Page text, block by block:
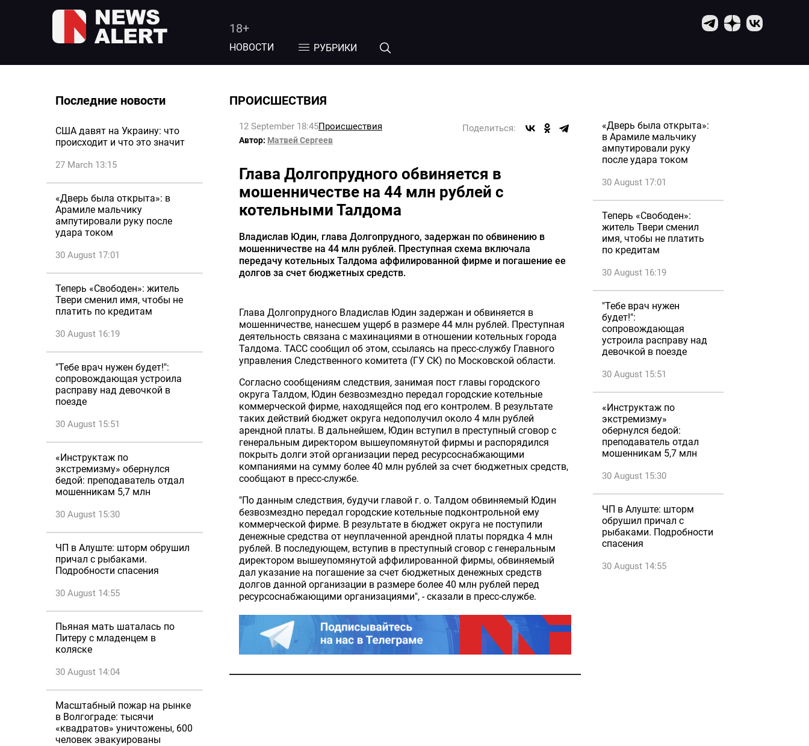
18+
НОВОСТИ РУБРИКИ
Последние новости
США давят на Украину: что
происходит и что это значит
27 March 13:15
«Дверь была открыта»: в
Арамиле мальчику
ампутировали руку после
удара током
30 August 17:01
Теперь «Свободен»: житель
Твери сменил имя, чтобы не
платить по кредитам
30 August 16:19
"Тебе врач нужен будет!":
сопровождающая устроила
расправу над девочкой в
поезде
30 August 15:51
«Инструктаж по
экстремизму» обернулся
бедой: преподаватель отдал
мошенникам 5,7 млн
30 August 15:30
ЧП в Алуште: шторм обрушил
причал с рыбаками.
Подробности спасения
30 August 14:55
Пьяная мать шаталась по
Питеру с младенцем в
коляске
30 August 14:04
Масштабный пожар на рынке
в Волгограде: тысячи
«квадратов» уничтожены, 600
человек эвакуированы
ПРОИСШЕСТВИЯ
12 September 18:45Происшествия Поделиться:
Автор: Матвей Сергеев
Глава Долгопрудного обвиняется в
мошенничестве на 44 млн рублей с
котельными Талдома
Владислав Юдин, глава Долгопрудного, задержан по обвинению в
мошенничестве на 44 млн рублей. Преступная схема включала
передачу котельных Талдома аффилированной фирме и погашение ее
долгов за счет бюджетных средств.
Глава Долгопрудного Владислав Юдин задержан и обвиняется в
мошенничестве, нанесшем ущерб в размере 44 млн рублей. Преступная
деятельность связана с махинациями в отношении котельных города
Талдома. ТАСС сообщил об этом, ссылаясь на пресс-службу Главного
управления Следственного комитета (ГУ СК) по Московской области.
Согласно сообщениям следствия, занимая пост главы городского
округа Талдом, Юдин безвозмездно передал городские котельные
коммерческой фирме, находящейся под его контролем. В результате
таких действий бюджет округа недополучил около 4 млн рублей
арендной платы. В дальнейшем, Юдин вступил в преступный сговор с
генеральным директором вышеупомянутой фирмы и распорядился
покрыть долги этой организации перед ресурсоснабжающими
компаниями на сумму более 40 млн рублей за счет бюджетных средств,
сообщают в пресс-службе.
"По данным следствия, будучи главой г. о. Талдом обвиняемый Юдин
безвозмездно передал городские котельные подконтрольной ему
коммерческой фирме. В результате в бюджет округа не поступили
денежные средства от неуплаченной арендной платы порядка 4 млн
рублей. В последующем, вступив в преступный сговор с генеральным
директором вышеупомянутой аффилированной фирмы, обвиняемый
дал указание на погашение за счет бюджетных денежных средств
долгов данной организации в размере более 40 млн рублей перед
ресурсоснабжающими организациями", - сказали в пресс-службе.
«Дверь была открыта»:
в Арамиле мальчику
ампутировали руку
после удара током
30 August 17:01
Теперь «Свободен»:
житель Твери сменил
имя, чтобы не платить
по кредитам
30 August 16:19
"Тебе врач нужен
будет!":
сопровождающая
устроила расправу над
девочкой в поезде
30 August 15:51
«Инструктаж по
экстремизму»
обернулся бедой:
преподаватель отдал
мошенникам 5,7 млн
30 August 15:30
ЧП в Алуште: шторм
обрушил причал с
рыбаками. Подробности
спасения
30 August 14:55